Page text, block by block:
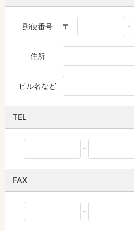
郵便番号 〒 -
住所
ビル名など
TEL
-
FAX
-